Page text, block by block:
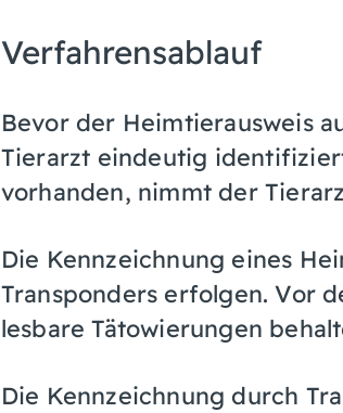
Verfahrensablauf
Bevor der Heimtierausweis
Tierarzt eindeutig
vorhanden, nimmt der
Die Kennzeichnung eines
Transponders erfolgen. Vor
lesbare Tätowierungen
Die Kennzeichnung durch